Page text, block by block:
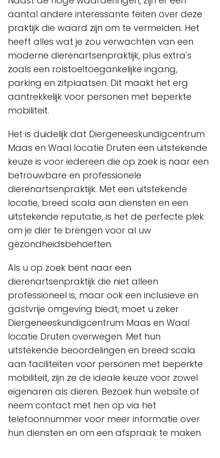
aantal andere interessante feiten over deze
praktijk die waard zijn om te vermelden. Het
heeft alles wat je zou verwachten van een
moderne dierenartsenpraktijk, plus extra's
zoals een rolstoeltoegankelijke ingang,
parking en zitplaatsen. Dit maakt het erg
aantrekkelijk voor personen met beperkte
mobiliteit.
Het is duidelijk dat Diergeneeskundigcentrum
Maas en Waal locatie Druten een uitstekende
keuze is voor iedereen die op zoek is naar een
betrouwbare en professionele
dierenartsenpraktijk. Met een uitstekende
locatie, breed scala aan diensten en een
uitstekende reputatie, is het de perfecte plek
om je dier te brengen voor al uw
gezondheidsbehoeften.
Als u op zoek bent naar een
dierenartsenpraktijk die niet alleen
professioneel is, maar ook een inclusieve en
gastvrije omgeving biedt, moet u zeker
Diergeneeskundigcentrum Maas en Waal
locatie Druten overwegen. Met hun
uitstekende beoordelingen en breed scala
aan faciliteiten voor personen met beperkte
mobiliteit, zijn ze de ideale keuze voor zowel
eigenaren als dieren. Bezoek hun website of
neem contact met hen op via het
telefoonnummer voor meer informatie over
hun diensten en om een afspraak te maken.